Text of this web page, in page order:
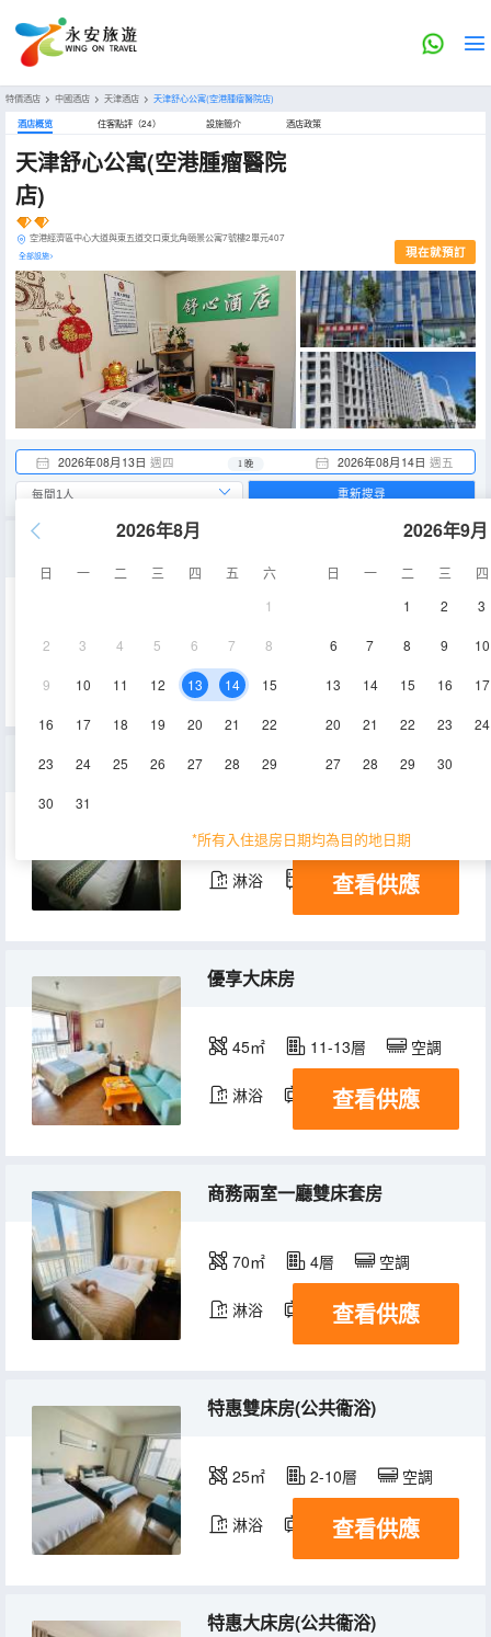
特價酒店 > 中國酒店 > 天津酒店 > 天津舒心公寓(空港腫瘤醫院店)
酒店概览 住客點評（24） 設施簡介 酒店政策
天津舒心公寓(空港腫瘤醫院
店)
空港經濟區中心大道與東五道交口東北角頤景公寓7號樓2單元407
全部設施> 現在就預訂
2026年08月13日 週四 2026年08月14日 週五
1 晚
2026年8月
日 一 二 三 四 五
六
1
2 3 4 5 6 7 8
9 10 11 12 13 14 15
16 17 18 19 20 21 22
23 24 25 26 27 28 29
30 31
2026年9月
日 一 二 三
四
1
2 3
6 7 8 9 10
13 14 15 16 17
20 21 22 23 24
27 28 29 30
*所有入住退房日期均為目的地日期
重新搜尋
空調
淋浴
豪華投影大床房
40㎡ 4-9層 空調
淋浴 冰箱查看供應
優享大床房
45㎡ 11-13層 空調
淋浴 電視機 冰箱
查看供應
商務兩室一廳雙床套房
70㎡ 4層 空調
淋浴 電視機 冰箱
查看供應
特惠雙床房(公共衞浴)
25㎡ 2-10層 空調
淋浴 電視機 冰箱
查看供應
特惠大床房(公共衞浴)